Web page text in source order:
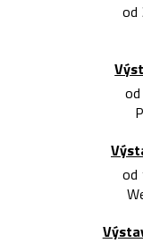
od
od